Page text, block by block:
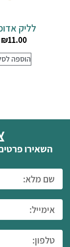
לליק
₪11.00
הוספה
השאירו